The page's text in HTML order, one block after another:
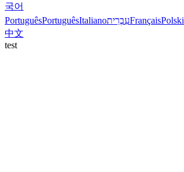
국어
PortuguêsPortuguêsItalianoעִבְרִיתFrançaisPolski
中文
test